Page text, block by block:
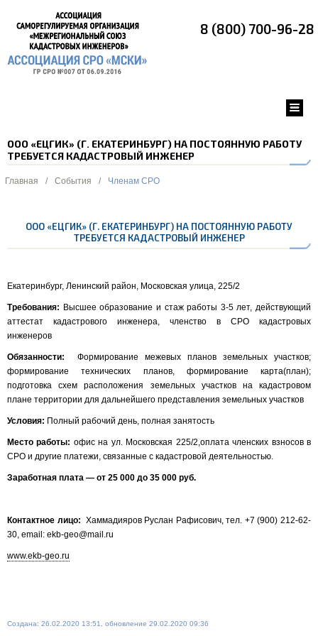
8 (800) 700-96-28
ООО «ЕЦГИК» (Г. ЕКАТЕРИНБУРГ) НА ПОСТОЯННУЮ РАБОТУ
ТРЕБУЕТСЯ КАДАСТРОВЫЙ ИНЖЕНЕР
Главная / События / Членам СРО
ООО «ЕЦГИК» (Г. ЕКАТЕРИНБУРГ) НА ПОСТОЯННУЮ РАБОТУ
ТРЕБУЕТСЯ КАДАСТРОВЫЙ ИНЖЕНЕР
Екатеринбург, Ленинский район, Московская улица, 225/2
Требования: Высшее образование и стаж работы 3-5 лет, действующий
аттестат кадастрового инженера, членство в СРО кадастровых
инженеров
Обязанности: Формирование межевых планов земельных участков;
формирование технических планов, формирование карта(план);
подготовка схем расположения земельных участков на кадастровом
плане территории для дальнейшего представления земельных участков
Условия: Полный рабочий день, полная занятость
Место работы: офис на ул. Московская 225/2,оплата членских взносов в
СРО и другие платежи, связанные с кадастровой деятельностью.
Заработная плата — от 25 000 до 35 000 руб.
Контактное лицо: Хаммадияров Руслан Рафисович, тел. +7 (900) 212-62-
30, email: ekb-geo@mail.ru
www.ekb-geo.ru
Создана: 26.02.2020 13:51, обновление 29.02.2020 09:36